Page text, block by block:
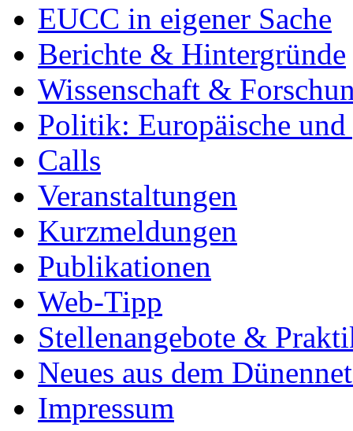
EUCC in eigener Sache
Berichte & Hintergründe
Wissenschaft &
Politik: Europäische
Calls
Veranstaltungen
Kurzmeldungen
Publikationen
Web-Tipp
Stellenangebote &
Neues aus dem
Impressum